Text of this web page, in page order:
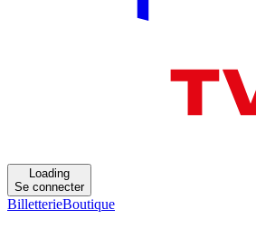
Loading
Se connecter
BilletterieBoutique